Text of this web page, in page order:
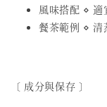
風味搭配 ⋄ 適
餐茶範例 ⋄ 清
〔 成分與保存 〕